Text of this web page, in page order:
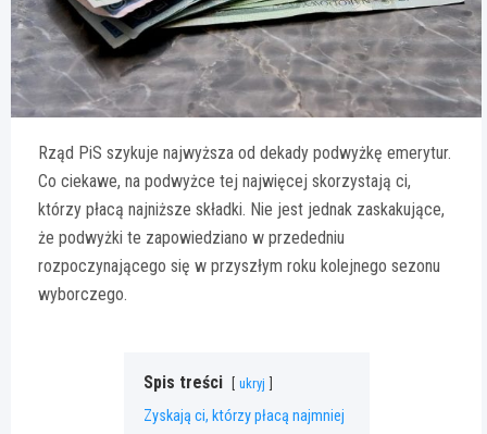
Rząd PiS szykuje najwyższa od dekady podwyżkę emerytur.
Co ciekawe, na podwyżce tej najwięcej skorzystają ci,
którzy płacą najniższe składki. Nie jest jednak zaskakujące,
że podwyżki te zapowiedziano w przededniu
rozpoczynającego się w przyszłym roku kolejnego sezonu
wyborczego.
Spis treści ukryj
Zyskają ci, którzy płacą najmniej